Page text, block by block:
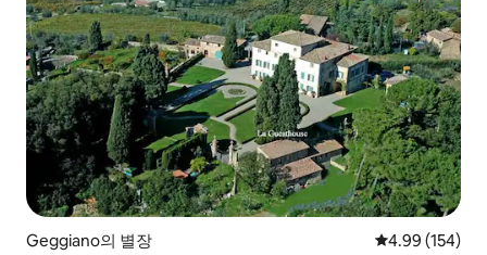
Geggiano의 별장 평점 4.99점(5
4.99 (154)